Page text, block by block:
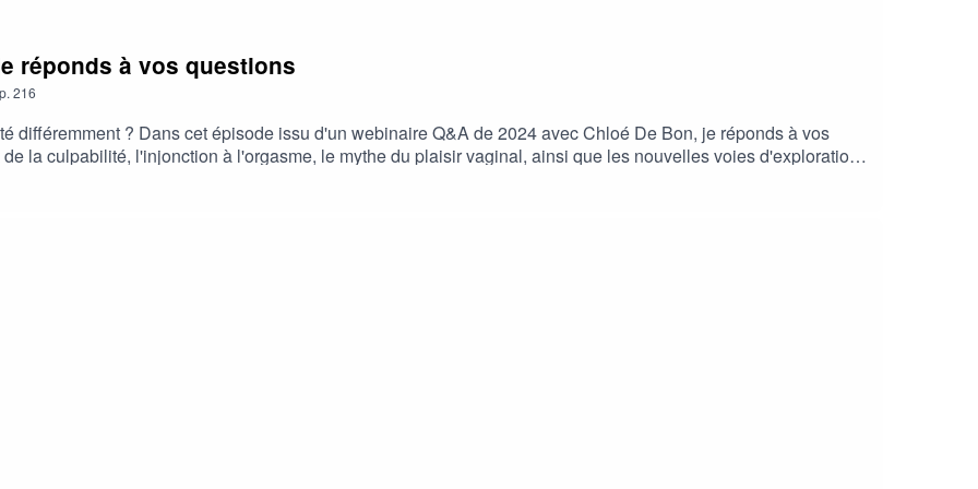
réponds à vos questions
216
différemment ? Dans cet épisode issu d'un webinaire Q&A de 2024 avec Chloé De Bon, je réponds à vos
la culpabilité, l'injonction à l'orgasme, le mythe du plaisir vaginal, ainsi que les nouvelles voies d'exploration
de parole et de pensées pour déconstruire les normes et réapprendre à écouter vos vrais besoins.Ressources
t-il une norme ? Pour prendre RDV, c’est ICI 📍 PRO : Rejoins-nous sur PATREON pour bénéficier de la
sa vie intime après bébéMon compte instagram : @camilleparlesexe -/- mon site internet :
Communication : Camille BataillonVisuel by Laforet Designer -/- 🎶 Jingle by Josselin et Guard de Team